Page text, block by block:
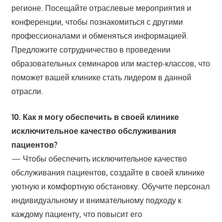
регионе. Посещайте отраслевые мероприятия и
конференции, чтобы познакомиться с другими
профессионалами и обменяться информацией.
Предложите сотрудничество в проведении
образовательных семинаров или мастер-классов, что
поможет вашей клинике стать лидером в данной
отрасли.
10. Как я могу обеспечить в своей клинике
исключительное качество обслуживания
пациентов?
— Чтобы обеспечить исключительное качество
обслуживания пациентов, создайте в своей клинике
уютную и комфортную обстановку. Обучите персонал
индивидуальному и внимательному подходу к
каждому пациенту, что повысит его